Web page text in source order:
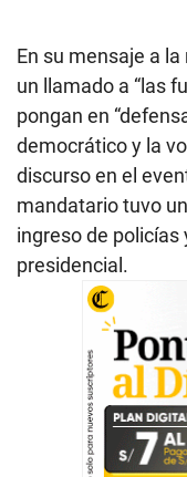
En su mensaje a
un llamado a “las
pongan en
democrático y la
discurso en el
mandatario tuvo
ingreso de policías
presidencial.